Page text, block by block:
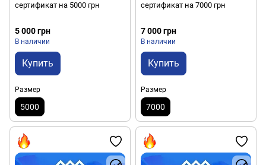
сертификат на 5000 грн
5 000 грн
В наличии
Купить
Размер
5000
сертификат на 7000 грн
7 000 грн
В наличии
Купить
Размер
7000